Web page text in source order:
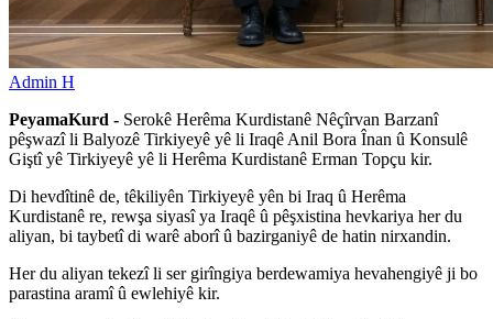
Admin H
PeyamaKurd - Serokê Herêma Kurdistanê Nêçîrvan Barzanî
pêşwazî li Balyozê Tirkiyeyê yê li Iraqê Anil Bora Înan û Konsulê
Giştî yê Tirkiyeyê yê li Herêma Kurdistanê Erman Topçu kir.
Di hevdîtinê de, têkiliyên Tirkiyeyê yên bi Iraq û Herêma
Kurdistanê re, rewşa siyasî ya Iraqê û pêşxistina hevkariya her du
aliyan, bi taybetî di warê aborî û bazirganiyê de hatin nirxandin.
Her du aliyan tekezî li ser girîngiya berdewamiya hevahengiyê ji bo
parastina aramî û ewlehiyê kir.